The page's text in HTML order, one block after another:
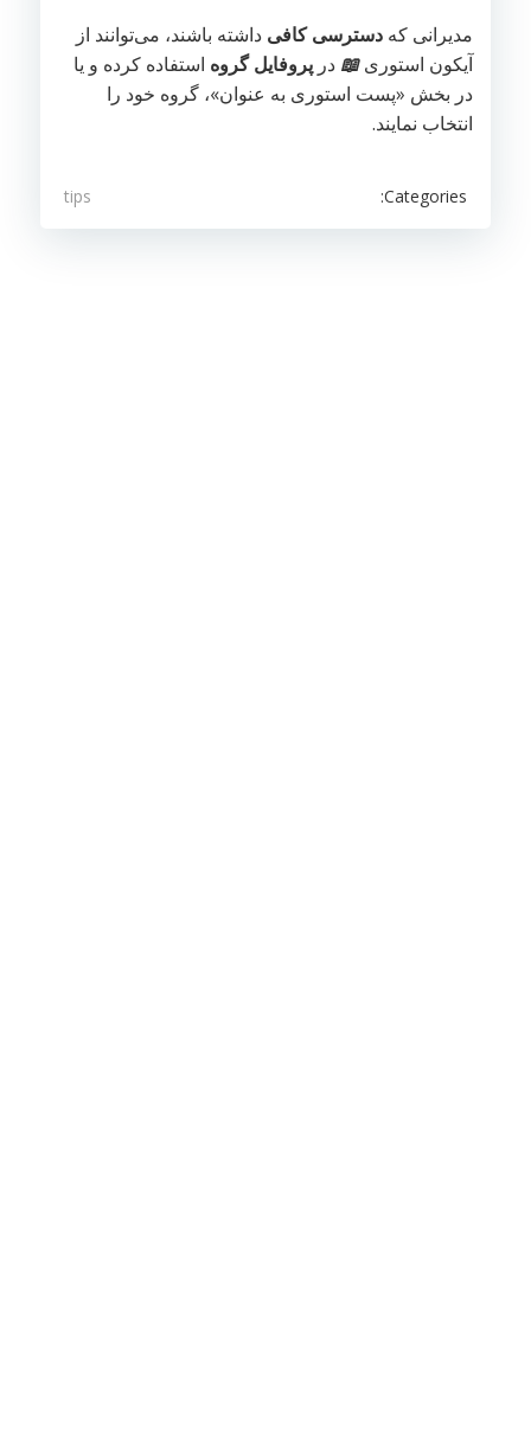
مدیرانی که دسترسی کافی داشته باشند، می‌توانند از
آیکون استوری📖 در پروفایل گروه استفاده کرده و یا
در بخش «پست استوری به عنوان»، گروه خود را
انتخاب نمایند.
Categories:
tips